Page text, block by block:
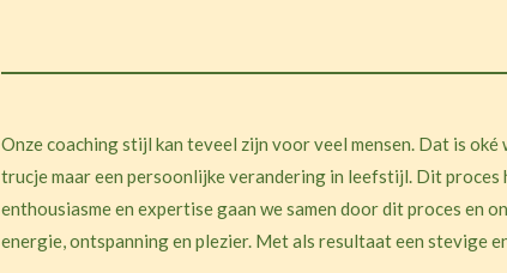
Onze coaching stijl kan teveel zijn voor veel mensen. Dat is
trucje maar een persoonlijke verandering in leefstijl. Dit
enthousiasme en expertise gaan we samen door dit proces en
energie, ontspanning en plezier. Met als resultaat een stevige